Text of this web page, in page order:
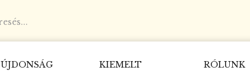
ÚJDONSÁG KIEMELT RÓLUNK